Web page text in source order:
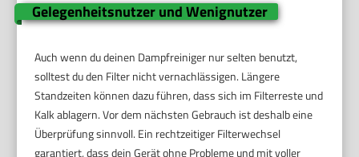
Gelegenheitsnutzer und Wenignutzer
Auch wenn du deinen Dampfreiniger nur selten benutzt,
solltest du den Filter nicht vernachlässigen. Längere
Standzeiten können dazu führen, dass sich im Filterreste und
Kalk ablagern. Vor dem nächsten Gebrauch ist deshalb eine
Überprüfung sinnvoll. Ein rechtzeitiger Filterwechsel
garantiert, dass dein Gerät ohne Probleme und mit voller